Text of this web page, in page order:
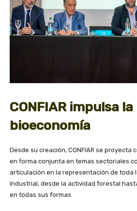
CONFIAR impulsa la
bioeconomía
Desde su creación, CONFIAR se proyecta
en forma conjunta en temas sectoriales
articulación en la representación de toda
industrial, desde la actividad forestal
en todas sus formas.